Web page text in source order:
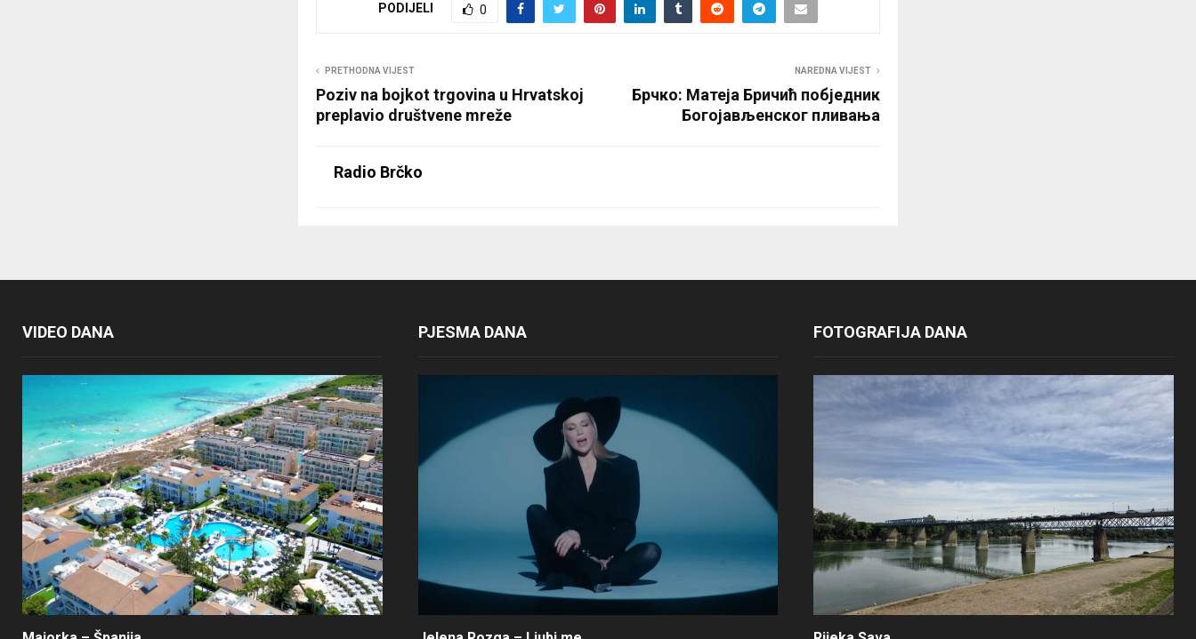
PODIJELI 0
PRETHODNA VIJEST
Poziv na bojkot trgovina u Hrvatskoj
preplavio društvene mreže
NAREDNA VIJEST
Брчко: Матеја Бричић побједник
Богојављенског пливања
Radio Brčko
VIDEO DANA PJESMA DANA FOTOGRAFIJA DANA